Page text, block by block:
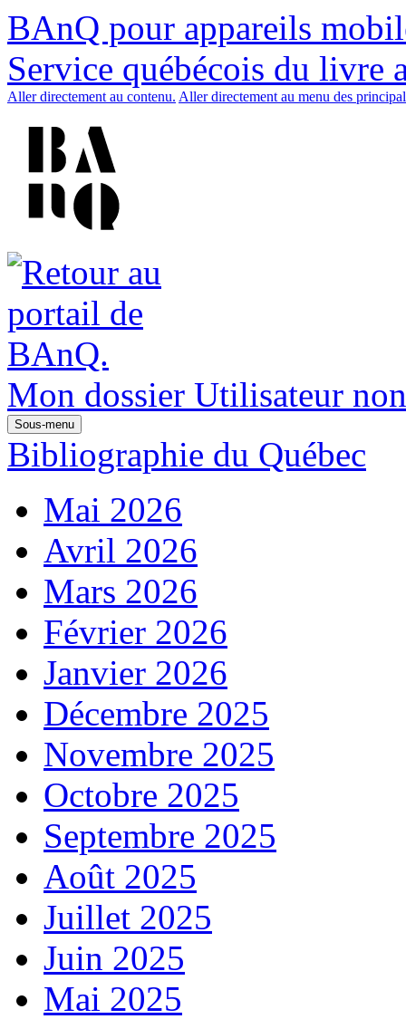
BAnQ pour appareils
Service québécois du livre
Aller directement au contenu. Aller directement au menu des
Mon dossier Utilisateur
Sous-menu
Bibliographie du Québec
Mai 2026
Avril 2026
Mars 2026
Février 2026
Janvier 2026
Décembre 2025
Novembre 2025
Octobre 2025
Septembre 2025
Août 2025
Juillet 2025
Juin 2025
Mai 2025